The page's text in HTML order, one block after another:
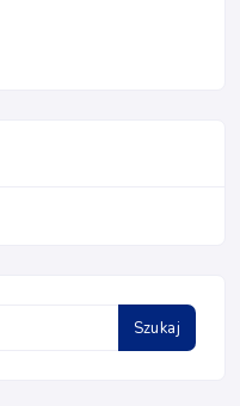
Szukaj